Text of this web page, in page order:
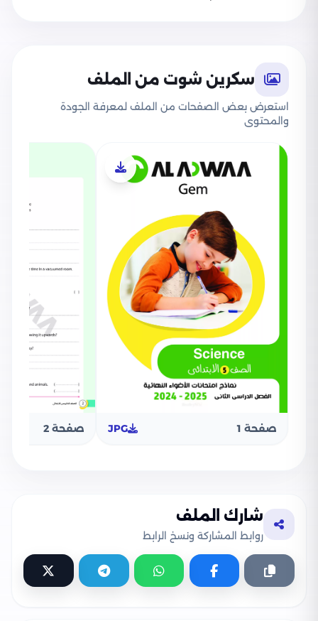
سكرين شوت من الملف
استعرض بعض الصفحات من الملف لمعرفة الجودة
والمحتوى
صفحة 1 JPG صفحة 2
شارك الملف
روابط المشاركة ونسخ الرابط